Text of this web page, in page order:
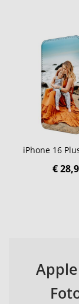
iPhone 16
€